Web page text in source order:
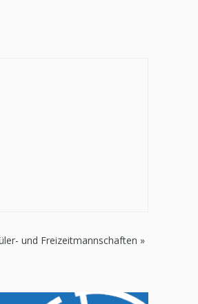
und Freizeitmannschaften »